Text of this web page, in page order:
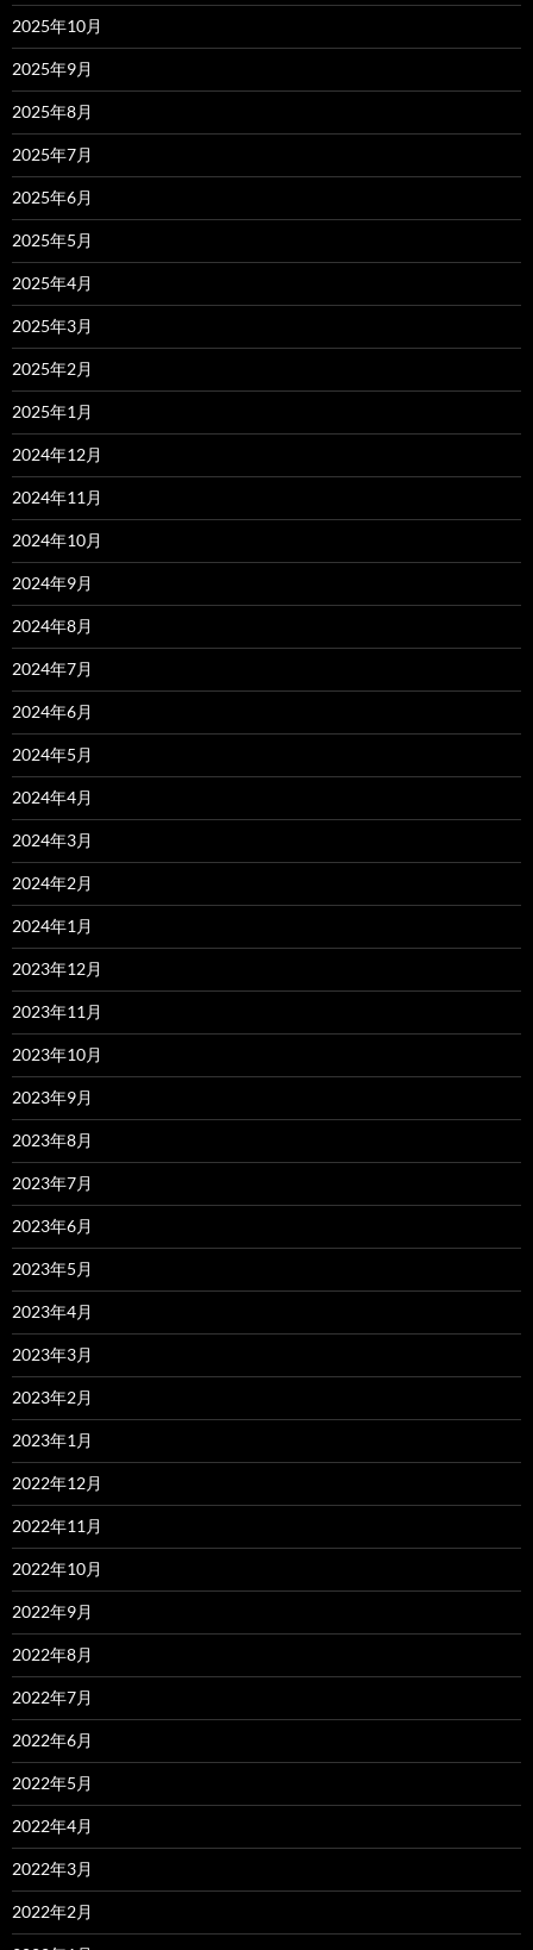
2025年10月
2025年9月
2025年8月
2025年7月
2025年6月
2025年5月
2025年4月
2025年3月
2025年2月
2025年1月
2024年12月
2024年11月
2024年10月
2024年9月
2024年8月
2024年7月
2024年6月
2024年5月
2024年4月
2024年3月
2024年2月
2024年1月
2023年12月
2023年11月
2023年10月
2023年9月
2023年8月
2023年7月
2023年6月
2023年5月
2023年4月
2023年3月
2023年2月
2023年1月
2022年12月
2022年11月
2022年10月
2022年9月
2022年8月
2022年7月
2022年6月
2022年5月
2022年4月
2022年3月
2022年2月